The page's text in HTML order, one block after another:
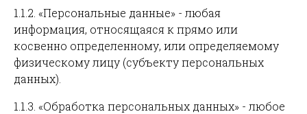
1.1.2. «Персональные данные» - любая
информация, относящаяся к прямо или
косвенно определенному, или определяемому
физическому лицу (субъекту персональных
данных).
1.1.3. «Обработка персональных данных» - любое